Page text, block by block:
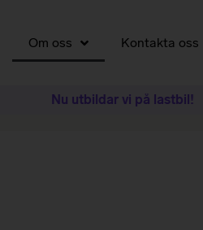
Om oss Kontakta oss
Nu utbildar vi på lastbil!